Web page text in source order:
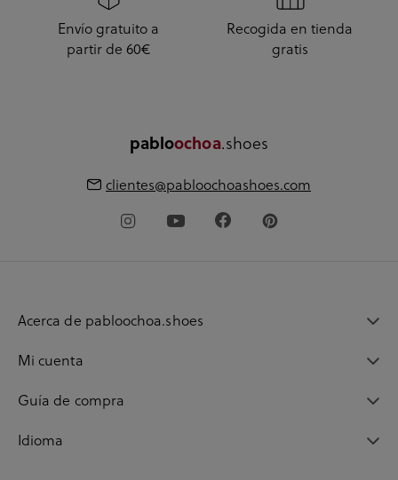
Envío gratuito a
partir de 60€
Recogida en tienda
gratis
pabloochoa.shoes
clientes@pabloochoashoes.com
Acerca de pabloochoa.shoes
Mi cuenta
Guía de compra
Idioma